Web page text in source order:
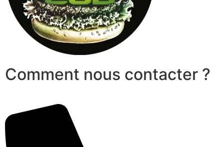
Comment nous contacter ?